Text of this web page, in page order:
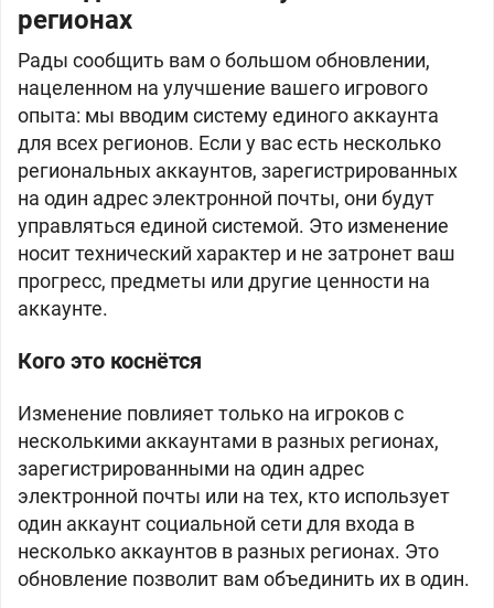
регионах
Рады сообщить вам о большом обновлении,
нацеленном на улучшение вашего игрового
опыта: мы вводим систему единого аккаунта
для всех регионов. Если у вас есть несколько
региональных аккаунтов, зарегистрированных
на один адрес электронной почты, они будут
управляться единой системой. Это изменение
носит технический характер и не затронет ваш
прогресс, предметы или другие ценности на
аккаунте.
Кого это коснётся
Изменение повлияет только на игроков с
несколькими аккаунтами в разных регионах,
зарегистрированными на один адрес
электронной почты или на тех, кто использует
один аккаунт социальной сети для входа в
несколько аккаунтов в разных регионах. Это
обновление позволит вам объединить их в один.